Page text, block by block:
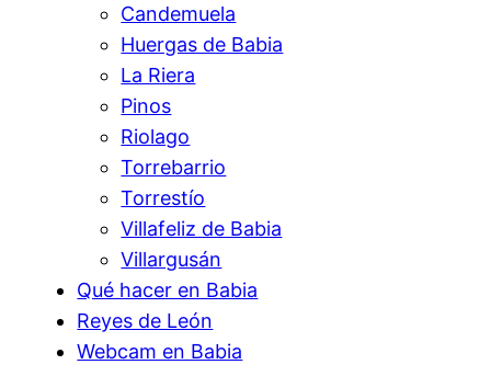
Candemuela
Huergas de Babia
La Riera
Pinos
Riolago
Torrebarrio
Torrestío
Villafeliz de Babia
Villargusán
Qué hacer en Babia
Reyes de León
Webcam en Babia